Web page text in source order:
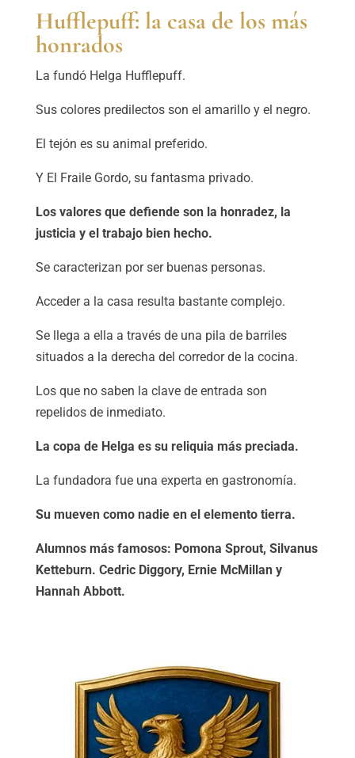
Hufflepuff: la casa de los más
honrados
La fundó Helga Hufflepuff.
Sus colores predilectos son el amarillo y el negro.
El tejón es su animal preferido.
Y El Fraile Gordo, su fantasma privado.
Los valores que defiende son la honradez, la
justicia y el trabajo bien hecho.
Se caracterizan por ser buenas personas.
Acceder a la casa resulta bastante complejo.
Se llega a ella a través de una pila de barriles
situados a la derecha del corredor de la cocina.
Los que no saben la clave de entrada son
repelidos de inmediato.
La copa de Helga es su reliquia más preciada.
La fundadora fue una experta en gastronomía.
Su mueven como nadie en el elemento tierra.
Alumnos más famosos: Pomona Sprout, Silvanus
Ketteburn. Cedric Diggory, Ernie McMillan y
Hannah Abbott.